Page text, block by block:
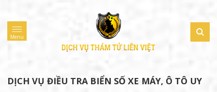
Menu
DỊCH VỤ ĐIỀU TRA BIỂN SỐ XE MÁY, Ô TÔ UY